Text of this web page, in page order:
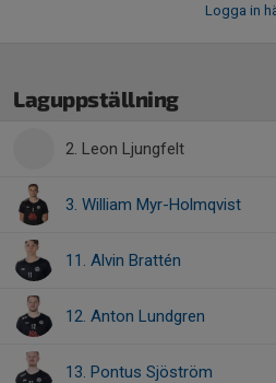
Logga in
Laguppställning
2. Leon Ljungfelt
3. William Myr-Holmqvist
11. Alvin Brattén
12. Anton Lundgren
13. Pontus Sjöström